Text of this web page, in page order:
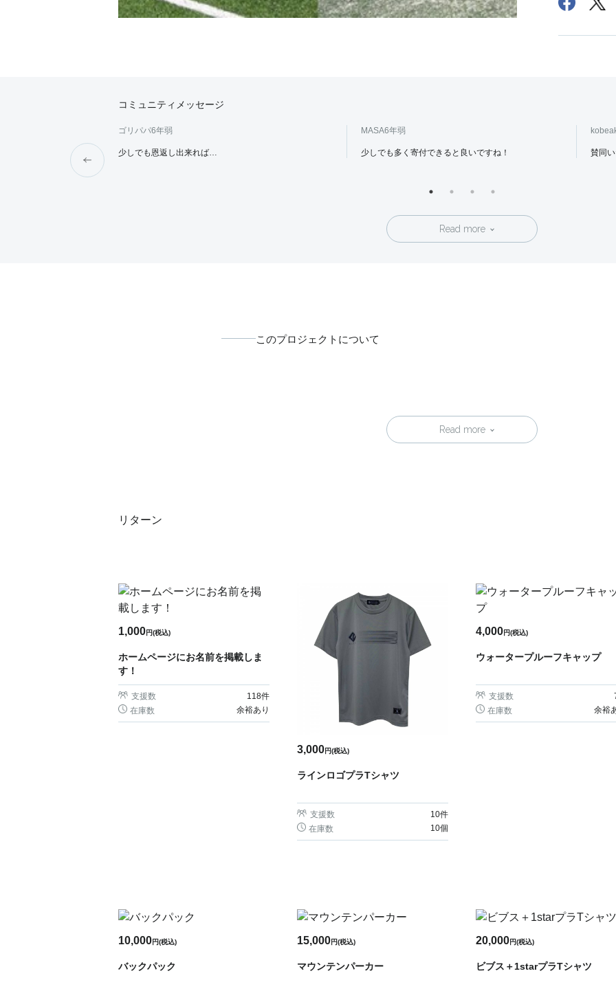
コミュニティメッセージ
ゴリパパ6年弱
少しでも恩返し出来れば…
MASA6年弱
少しでも多く寄付できると良いですね！ 賛同
Read more
このプロジェクトについて
Read more
リターン
1,000円(税込)
ホームページにお名前を掲載しま
す！
支援数 118件
在庫数
余裕あり
3,000円(税込)
ラインロゴプラTシャツ
支援数 10件
在庫数
10個
4,000円(税込)
ウォータープルーフキャップ
支援数
在庫数
余裕
10,000円(税込)
バックパック
15,000円(税込)
マウンテンパーカー
20,000円(税込)
ビブス＋1starプラTシャツ